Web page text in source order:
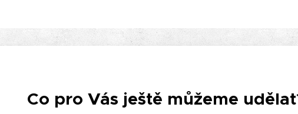
Co pro Vás ještě můžeme